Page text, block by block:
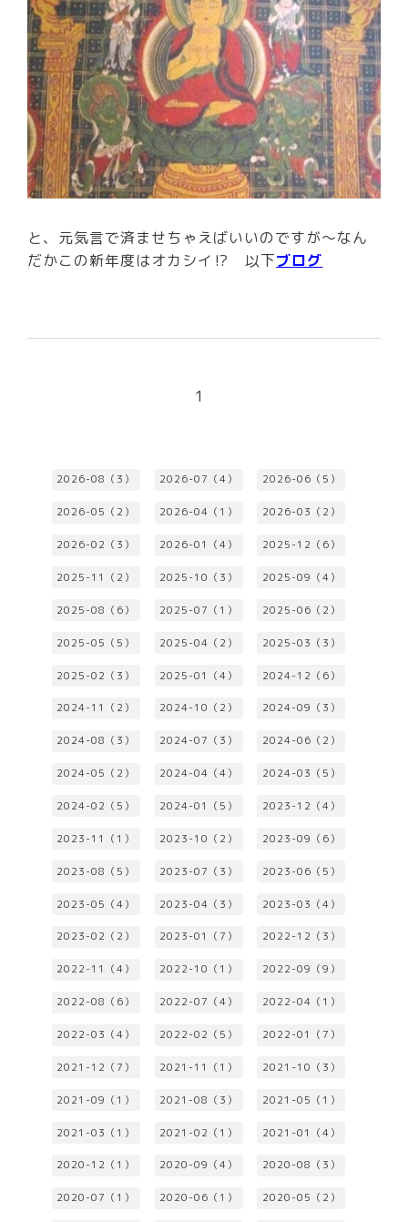
と、元気言で済ませちゃえばいいのですが～なん
だかこの新年度はオカシイ⁉ 以下ブログ
1
2026-08（3） 2026-07（4） 2026-06（5）
2026-05（2） 2026-04（1） 2026-03（2）
2026-02（3） 2026-01（4） 2025-12（6）
2025-11（2） 2025-10（3） 2025-09（4）
2025-08（6） 2025-07（1） 2025-06（2）
2025-05（5） 2025-04（2） 2025-03（3）
2025-02（3） 2025-01（4） 2024-12（6）
2024-11（2） 2024-10（2） 2024-09（3）
2024-08（3） 2024-07（3） 2024-06（2）
2024-05（2） 2024-04（4） 2024-03（5）
2024-02（5） 2024-01（5） 2023-12（4）
2023-11（1） 2023-10（2） 2023-09（6）
2023-08（5） 2023-07（3） 2023-06（5）
2023-05（4） 2023-04（3） 2023-03（4）
2023-02（2） 2023-01（7） 2022-12（3）
2022-11（4） 2022-10（1） 2022-09（9）
2022-08（6） 2022-07（4） 2022-04（1）
2022-03（4） 2022-02（5） 2022-01（7）
2021-12（7） 2021-11（1） 2021-10（3）
2021-09（1） 2021-08（3） 2021-05（1）
2021-03（1） 2021-02（1） 2021-01（4）
2020-12（1） 2020-09（4） 2020-08（3）
2020-07（1） 2020-06（1） 2020-05（2）